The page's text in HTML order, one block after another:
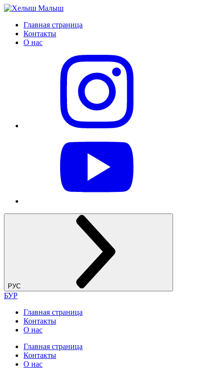
Главная страница
Контакты
О нас
РУС
БУР
Главная страница
Контакты
О нас
Главная страница
Контакты
О нас